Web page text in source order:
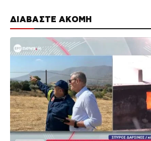
ΔΙΑΒΑΣΤΕ ΑΚΟΜΗ